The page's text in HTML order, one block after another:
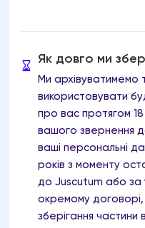
Як довго ми
Ми архівуватимемо
використовувати
про вас протягом 18
вашого звернення
ваші персональні
років з моменту
до Juscutum або за
окремому
зберігання